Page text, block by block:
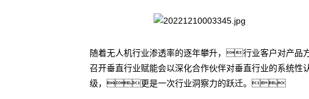
随着无人机行业渗透率的逐年攀升，行业客户对产
召开垂直行业赋能会以深化合作伙伴对垂直行业的系统
级，更是一次行业洞察力的跃迁。